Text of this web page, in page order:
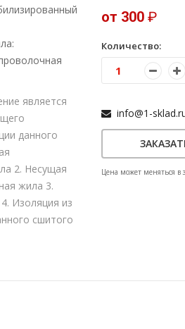
является
данного
2. Несущая
жила 3.
Изоляция из
сшитого
от 300 ₽
Количество:
info@1-
Цена может меняться в